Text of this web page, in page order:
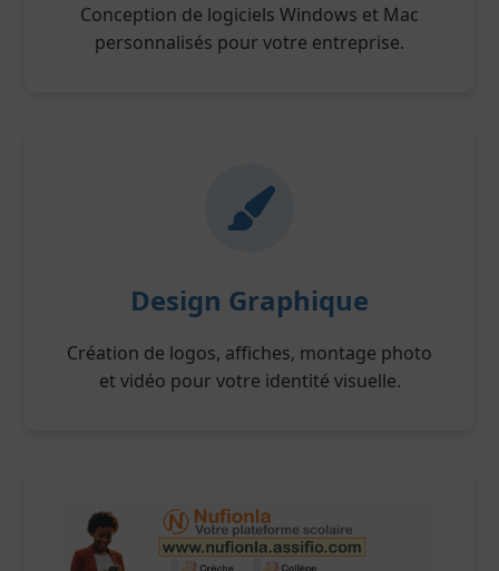
Conception de logiciels Windows et Mac
personnalisés pour votre entreprise.
Design Graphique
Création de logos, affiches, montage photo
et vidéo pour votre identité visuelle.